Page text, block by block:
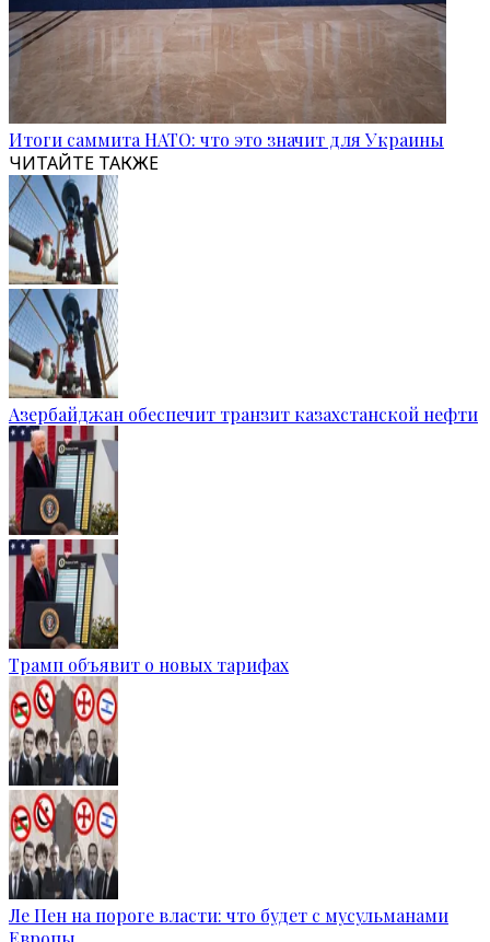
Итоги саммита НАТО: что это значит для Украины
ЧИТАЙТЕ ТАКЖЕ
Азербайджан обеспечит транзит казахстанской нефти
Трамп объявит о новых тарифах
Ле Пен на пороге власти: что будет с мусульманами